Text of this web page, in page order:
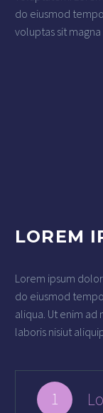
do eiusmod
voluptas sit magna
LOREM
Lorem ipsum
do eiusmod
aliqua. Ut enim
laboris nisiut
1